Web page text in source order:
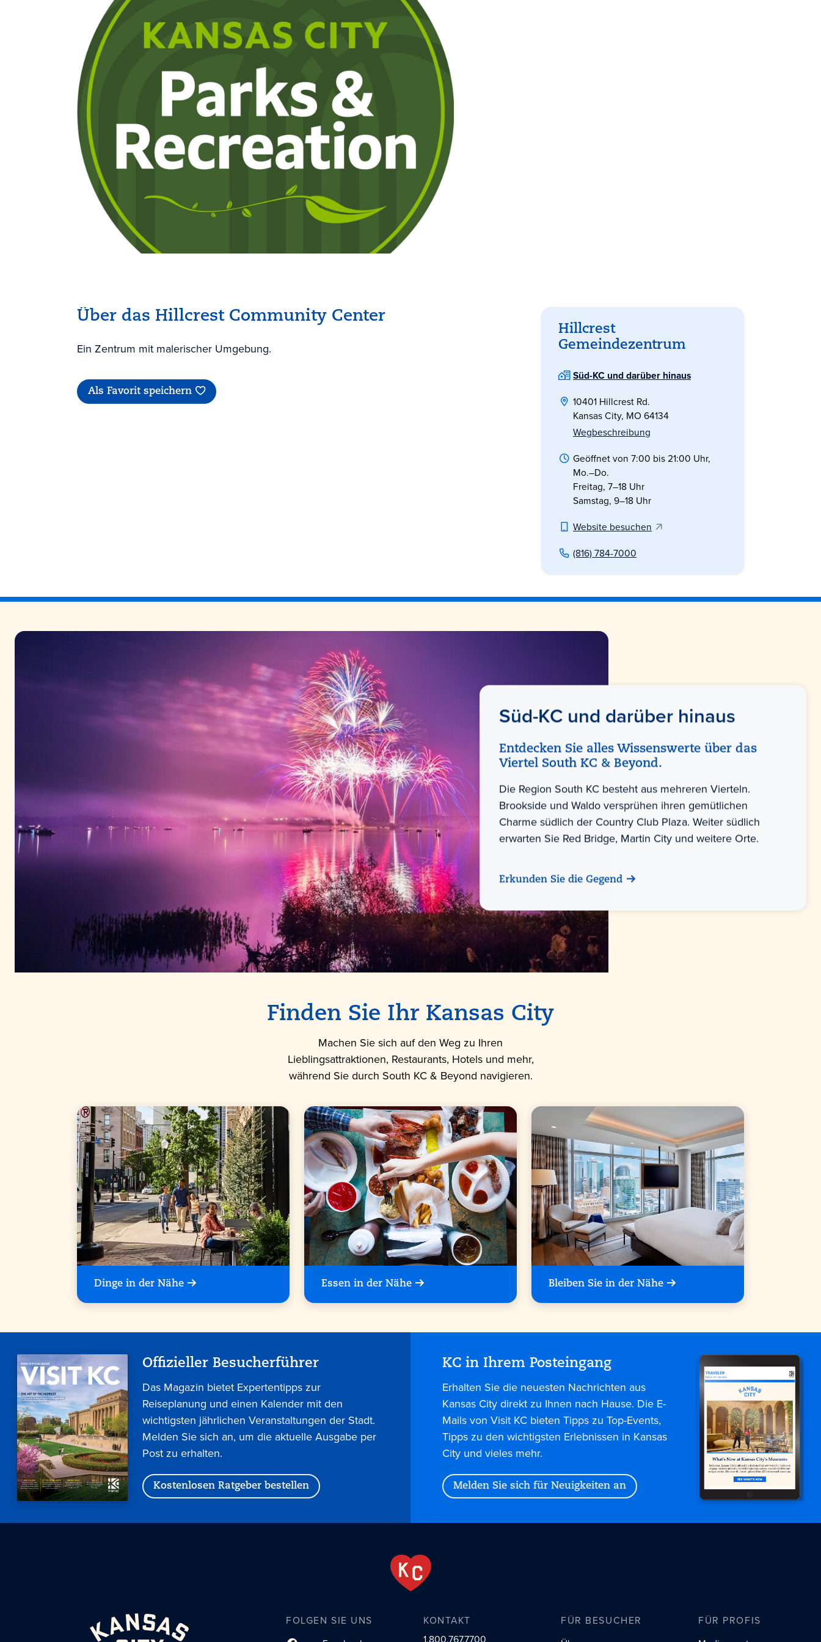
Über das Hillcrest Community Center
Ein Zentrum mit malerischer Umgebung.
Als Favorit speichern
Hillcrest
Gemeindezentrum
Süd-KC und darüber hinaus
10401 Hillcrest Rd.
Kansas City, MO 64134
Wegbeschreibung
Geöffnet von 7:00 bis 21:00 Uhr,
Mo.–Do.
Freitag, 7–18 Uhr
Samstag, 9–18 Uhr
Website besuchen
(816) 784-7000
Süd-KC und darüber hinaus
Entdecken Sie alles Wissenswerte über das
Viertel South KC & Beyond.
Die Region South KC besteht aus mehreren Vierteln.
Brookside und Waldo versprühen ihren gemütlichen
Charme südlich der Country Club Plaza. Weiter südlich
erwarten Sie Red Bridge, Martin City und weitere Orte.
Erkunden Sie die Gegend
Finden Sie Ihr Kansas City
Machen Sie sich auf den Weg zu Ihren
Lieblingsattraktionen, Restaurants, Hotels und mehr,
während Sie durch South KC & Beyond navigieren.
Dinge in der Nähe Essen in der Nähe Bleiben Sie in der Nähe
Offizieller Besucherführer
Das Magazin bietet Expertentipps zur
Reiseplanung und einen Kalender mit den
wichtigsten jährlichen Veranstaltungen der Stadt.
Melden Sie sich an, um die aktuelle Ausgabe per
Post zu erhalten.
Kostenlosen Ratgeber bestellen
KC in Ihrem Posteingang
Erhalten Sie die neuesten Nachrichten aus
Kansas City direkt zu Ihnen nach Hause. Die E-
Mails von Visit KC bieten Tipps zu Top-Events,
Tipps zu den wichtigsten Erlebnissen in Kansas
City und vieles mehr.
Melden Sie sich für Neuigkeiten an
FOLGEN SIE UNS
KONTAKT
1.800.767.7700
FÜR BESUCHER
FÜR PROFIS